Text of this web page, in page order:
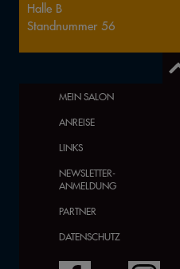
Halle B
Standnummer 56
MEIN SALON
ANREISE
LINKS
NEWSLETTER-
ANMELDUNG
PARTNER
DATENSCHUTZ